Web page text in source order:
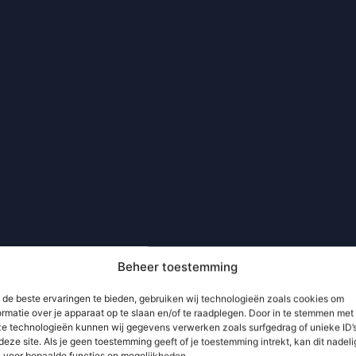
Beheer toestemming
de beste ervaringen te bieden, gebruiken wij technologieën zoals cookies om
over je apparaat op te slaan en/of te raadplegen. Door in te stemmen met
technologieën kunnen wij gegevens verwerken zoals surfgedrag of unieke
site. Als je geen toestemming geeft of je toestemming intrekt, kan dit